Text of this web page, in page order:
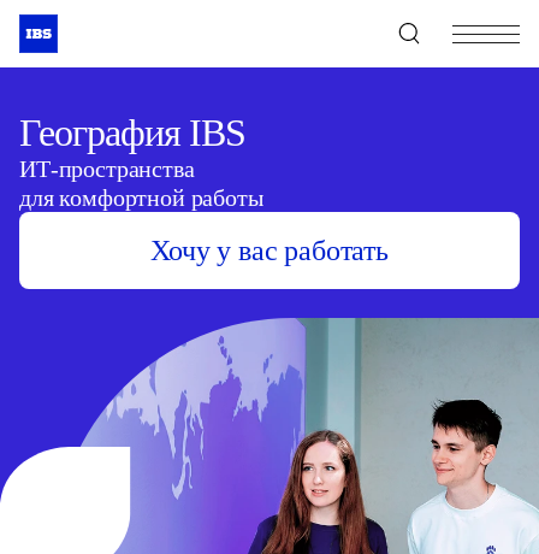
+7 (495) 967-80-80
География IBS
ИТ-пространства
для комфортной работы
Хочу у вас работать